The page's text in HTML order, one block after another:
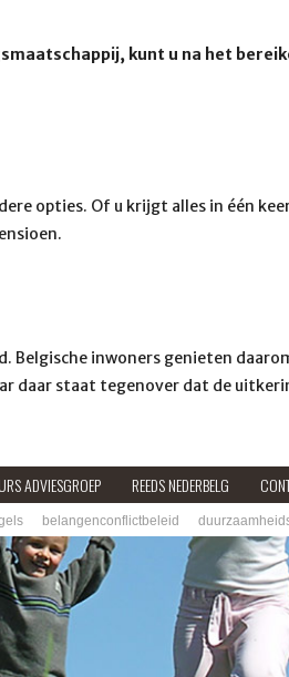
kunt u na het
opties. Of u krijgt alles in één
inwoners genieten
daar staat tegenover dat de
ADVIESGROEP REEDS NEDERBELG
belangenconflictbeleid